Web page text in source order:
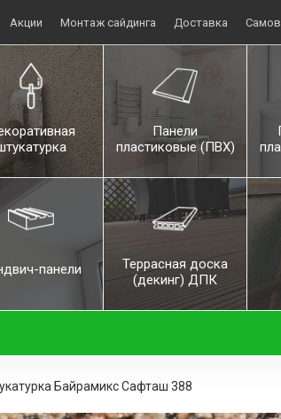
Акции Монтаж сайдинга Доставка
Панели
пластиковые (ПВХ)
панели
Террасная доска
(декинг) ДПК
Байрамикс Сафташ 388